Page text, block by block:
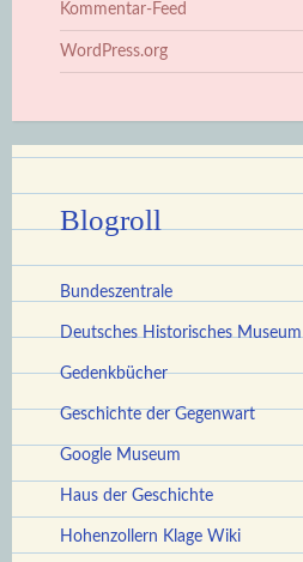
Kommentar-Feed
WordPress.org
Blogroll
Bundeszentrale
Deutsches Historisches Museum
Gedenkbücher
Geschichte der Gegenwart
Google Museum
Haus der Geschichte
Hohenzollern Klage Wiki